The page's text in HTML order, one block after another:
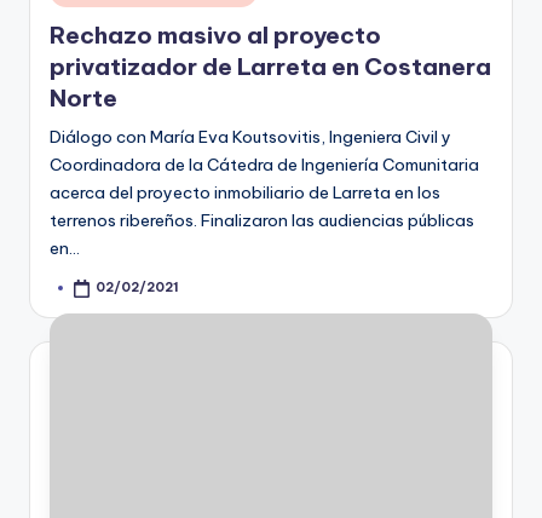
in
Rechazo masivo al proyecto
privatizador de Larreta en Costanera
Norte
Diálogo con María Eva Koutsovitis, Ingeniera Civil y
Coordinadora de la Cátedra de Ingeniería Comunitaria
acerca del proyecto inmobiliario de Larreta en los
terrenos ribereños. Finalizaron las audiencias públicas
en…
Posted02/02/2021